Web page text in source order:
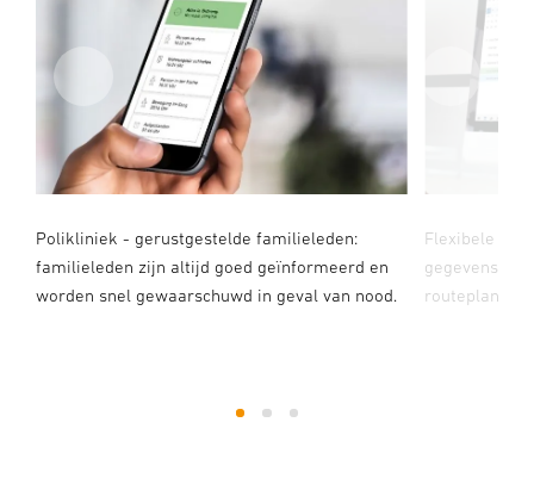
Polikliniek - gerustgestelde familieleden:
familieleden zijn altijd goed geïnformeerd en
worden snel gewaarschuwd in geval van nood.
Flexibele
gegevens
2